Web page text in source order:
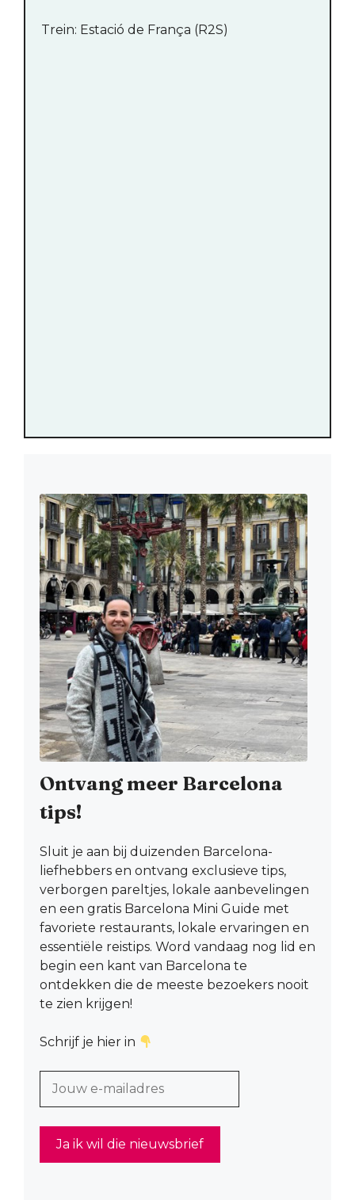
Trein: Estació de França (R2S)
Ontvang meer Barcelona
tips!
Sluit je aan bij duizenden Barcelona-
liefhebbers en ontvang exclusieve tips,
verborgen pareltjes, lokale aanbevelingen
en een gratis Barcelona Mini Guide met
favoriete restaurants, lokale ervaringen en
essentiële reistips. Word vandaag nog lid en
begin een kant van Barcelona te
ontdekken die de meeste bezoekers nooit
te zien krijgen!
Schrijf je hier in